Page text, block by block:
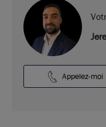
Appelez-moi